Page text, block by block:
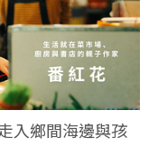
入鄉間海邊與孩